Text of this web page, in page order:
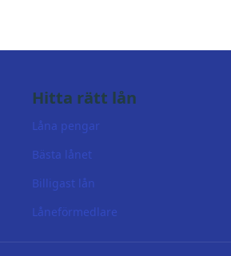
Hitta rätt lån
Låna pengar
Bästa lånet
Billigast lån
Låneförmedlare